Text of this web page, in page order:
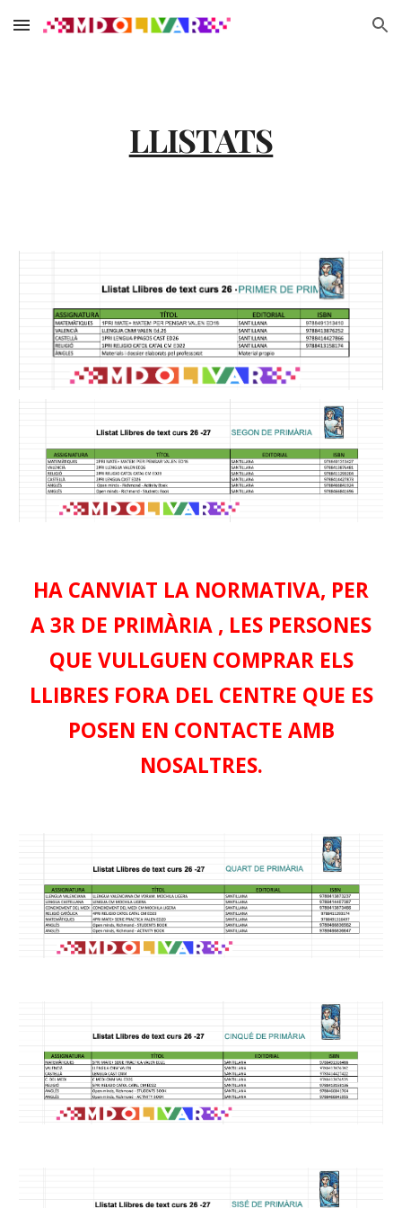
Skip to main content Skip to navigation
LLISTATS
HA CANVIAT LA NORMATIVA, PER
A3R DE PRIMÀRIA , LES PERSONES
QUE VULLGUEN COMPRAR ELS
LLIBRES FORA DEL CENTRE QUE ES
POSEN EN CONTACTE AMB
NOSALTRES.